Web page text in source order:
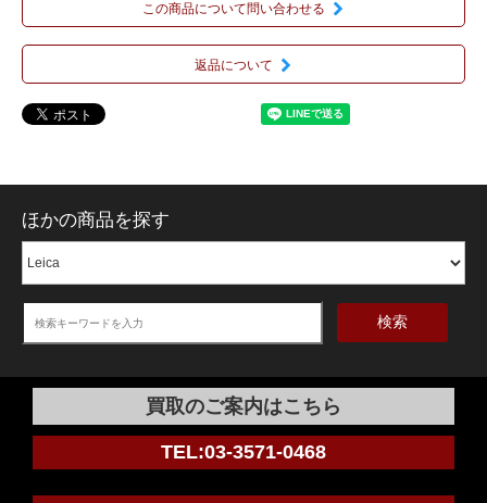
この商品について問い合わせる
返品について
ほかの商品を探す
検索
買取のご案内はこちら
TEL:03-3571-0468